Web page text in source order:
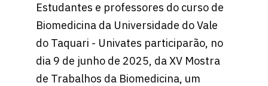
Estudantes e professores do curso de
Biomedicina da Universidade do Vale
do Taquari - Univates participarão, no
dia 9 de junho de 2025, da XV Mostra
de Trabalhos da Biomedicina, um